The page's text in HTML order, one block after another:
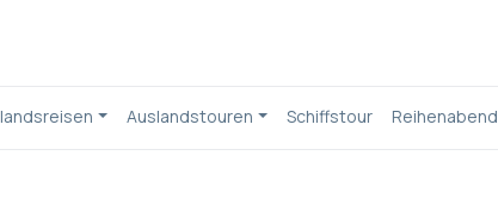
Auslandstouren Schiffstour Reihenabend